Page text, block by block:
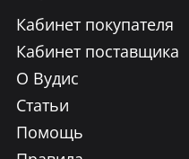
Кабинет покупателя
Кабинет поставщика
О Вудис
Статьи
Помощь